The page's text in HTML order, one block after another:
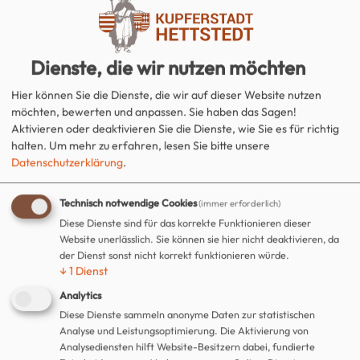
Dienste, die wir nutzen möchten
Hier können Sie die Dienste, die wir auf dieser Website nutzen
möchten, bewerten und anpassen. Sie haben das Sagen!
Aktivieren oder deaktivieren Sie die Dienste, wie Sie es für richtig
halten. Um mehr zu erfahren, lesen Sie bitte unsere
Datenschutzerklärung.
Technisch notwendige Cookies(immer erforderlich)
Diese Dienste sind für das korrekte Funktionieren dieser
Website unerlässlich. Sie können sie hier nicht deaktivieren, da
der Dienst sonst nicht korrekt funktionieren würde.
↓1 Dienst
Analytics
Diese Dienste sammeln anonyme Daten zur statistischen
Analyse und Leistungsoptimierung. Die Aktivierung von
Analysediensten hilft Website-Besitzern dabei, fundierte